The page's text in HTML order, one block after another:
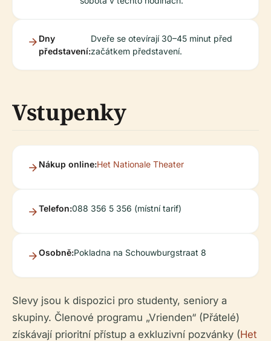
Dny
představení:
Dveře se otevírají 30–45 minut před
začátkem představení.
Vstupenky
Nákup online:Het Nationale Theater
Telefon:088 356 5 356 (místní tarif)
Osobně:Pokladna na Schouwburgstraat 8
Slevy jsou k dispozici pro studenty, seniory a
skupiny. Členové programu „Vrienden“ (Přátelé)
získávají prioritní přístup a exkluzivní pozvánky (Het